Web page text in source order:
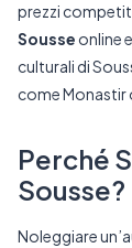
prezzi
Sousse online
culturali di
come Monastir
Perché
Sousse?
Noleggiare